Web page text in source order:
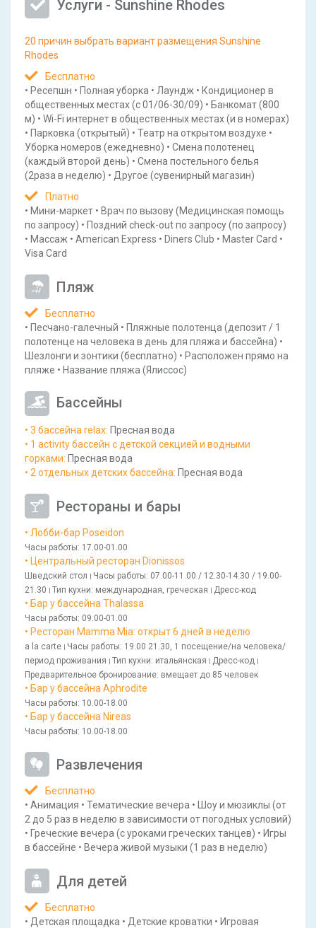
Услуги - Sunshine Rhodes
20 причин выбрать вариант размещения Sunshine
Rhodes
Бесплатно
• Ресепшн • Полная уборка • Лаундж • Кондиционер в
общественных местах(с 01/06-30/09) • Банкомат(800
м) • Wi-Fi интернет в общественных местах(и в номерах)
• Парковка (открытый) • Театр на открытом воздухе •
Уборка номеров (ежедневно) • Смена полотенец
(каждый второй день) • Смена постельного белья
(2раза в неделю) • Другое (сувенирный магазин)
Платно
• Мини-маркет • Врач по вызову(Медицинская помощь
по запросу) • Поздний check-out по запросу(по запросу)
• Массаж • American Express • Diners Club • Master Card •
Visa Card
Пляж
Бесплатно
• Песчано-галечный • Пляжные полотенца (депозит / 1
полотенце на человека в день для пляжа и бассейна) •
Шезлонги и зонтики (бесплатно) • Расположен прямо на
пляже • Название пляжа (Ялиссос)
Бассейны
• 3 бассейна relax: Пресная вода
• 1 activity бассейн с детской секцией и водными
горками: Пресная вода
• 2 отдельных детских бассейна: Пресная вода
Рестораны и бары
• Лобби-бар Poseidon
Часы работы: 17.00-01.00
• Центральный ресторан Dionissos
Шведский стол Часы работы: 07.00-11.00 / 12.30-14.30 / 19.00-
21.30
Тип кухни: международная, греческая Дресс-код
• Бар у бассейна Thalassa
Часы работы: 09.00-01.00
• Ресторан Mamma Mia: открыт 6 дней в неделю
a la carte Часы работы: 19.00 21.30, 1 посещение/на человека/
период проживания
Тип кухни: итальянская Дресс-код
Предварительное бронирование: вмещает до 85 человек
• Бар у бассейна Aphrodite
Часы работы: 10.00-18.00
• Бар у бассейна Nireas
Часы работы: 10.00-18.00
Развлечения
Бесплатно
• Анимация • Тематические вечера • Шоу и мюзиклы (от
2 до 5 раз в неделю в зависимости от погодных условий)
• Греческие вечера (с уроками греческих танцев) • Игры
в бассейне • Вечера живой музыки (1 раз в неделю)
Для детей
Бесплатно
• Детская площадка • Детские кроватки • Игровая